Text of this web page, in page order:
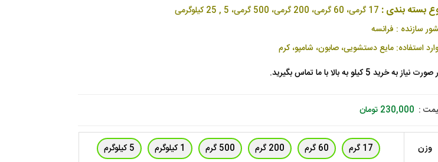
بسته بندی : 17 گرمی، 60 گرمی، 200 گرمی، 500 گرمی، 5 , 25 کیلوگرمی
سازنده : فرانسه
استفاده: مایع دستشویی، صابون، شامپو، کرم
نیاز به خرید 5 کیلو به بالا با ما تماس بگیرید.
:
230,000 تومان
وزن 17 گرم 60 گرم 200 گرم 500 گرم 1 کیلوگرم
5 کیلوگرم